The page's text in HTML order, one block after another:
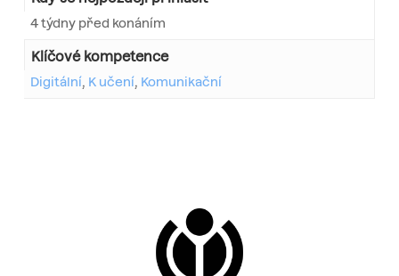
4 týdny před konáním
Klíčové kompetence
Digitální, K učení, Komunikační